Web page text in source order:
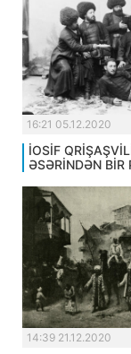
16:21 05.12.2020
İOSİF
ƏSƏRİNDƏN BİR
14:39 21.12.2020